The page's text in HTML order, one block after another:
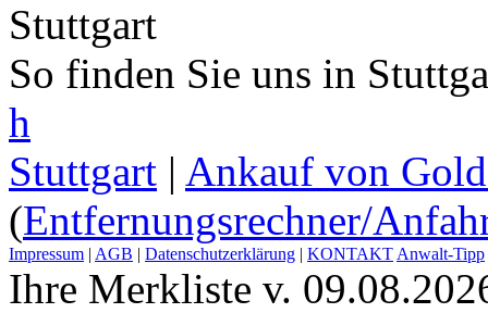
Stuttgart
So finden Sie uns in
h
Stuttgart | Ankauf von
(Entfernungsrechner/
Impressum | AGB | Datenschutzerklärung | KONTAKT Anwalt-Tipp
Ihre Merkliste v.